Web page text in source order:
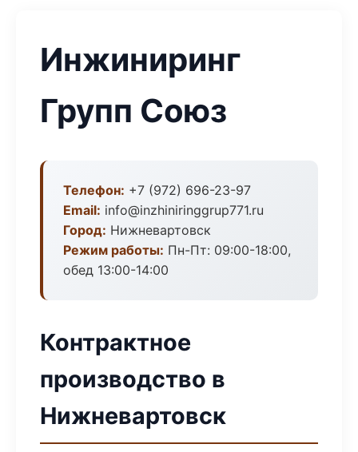
Инжиниринг
Групп Союз
Телефон: +7 (972) 696-23-97
Email: info@inzhiniringgrup771.ru
Город: Нижневартовск
Режим работы: Пн-Пт: 09:00-18:00,
обед 13:00-14:00
Контрактное
производство в
Нижневартовск